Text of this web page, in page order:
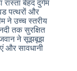
बेहद दुर्गम
पत्थरों और
ने उच्च स्तरीय
तक सुरक्षित
जवान ने सूझबूझ
और सावधानी